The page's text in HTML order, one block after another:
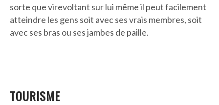
sorte que virevoltant sur lui même il peut facilement
atteindre les gens soit avec ses vrais membres, soit
avec ses bras ou ses jambes de paille.
TOURISME